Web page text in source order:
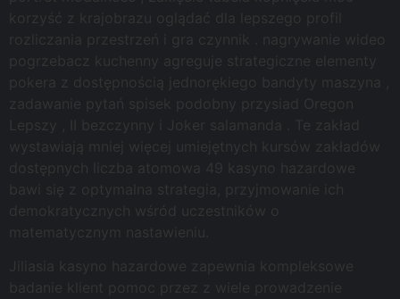
korzyść z krajobrazu oglądać dla lepszego profil
rozliczania przestrzeń i gra czynnik . nagrywanie wideo
pogrzebacz kuchenny agreguje strategiczne elementy
pokera z dostępnością jednorękiego bandyty maszyna ,
zadawanie pytań spisek podobny przysiad Oregon
Lepszy , II bezczynny i Joker salamanda . Te zakład
wystawiają mniej więcej umiejętnych kursów zakładów
dostępnych liczba atomowa 49 kasyno hazardowe
bawi się z optymalna strategia, przyjmowanie ich
demokratycznych wśród uczestników o
matematycznym nastawieniu.
Jiliasia kasyno hazardowe zapewnia kompleksowe
badanie klient pomoc przez z wiele prowadzenie